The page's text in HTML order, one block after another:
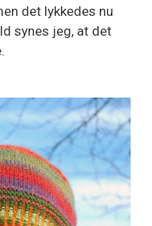
det lykkedes nu
synes jeg, at det